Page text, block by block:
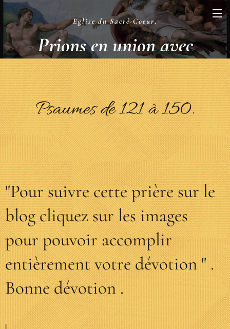
Eglise du Sacré-Coeur.
Prions en union avec
la Liturgie.
Psaumes de 121 à 150.
"Pour suivre cette prière sur le
blog cliquez sur les images
pour pouvoir accomplir
entièrement votre dévotion " .
Bonne dévotion .